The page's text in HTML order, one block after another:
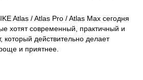
Atlas / Atlas Pro / Atlas Max сегодня
хотят современный, практичный и
который действительно делает
и приятнее.